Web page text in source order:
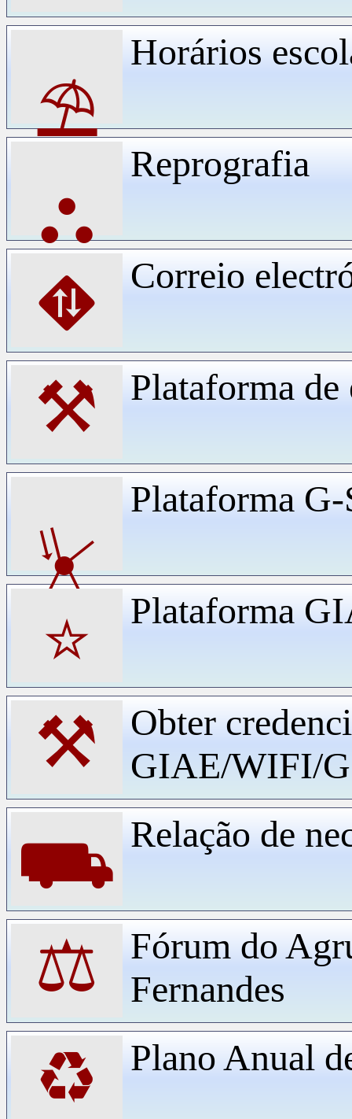
⛱
Horários
⛬
Reprografia
⛖ Correio
⚒ Plataforma
⏧
Plataforma
⭐ Plataforma
⚒
Obter
GIAE/WIFI/
⛟ Relação de
⚖
Fórum do
Fernandes
♻ Plano Anual